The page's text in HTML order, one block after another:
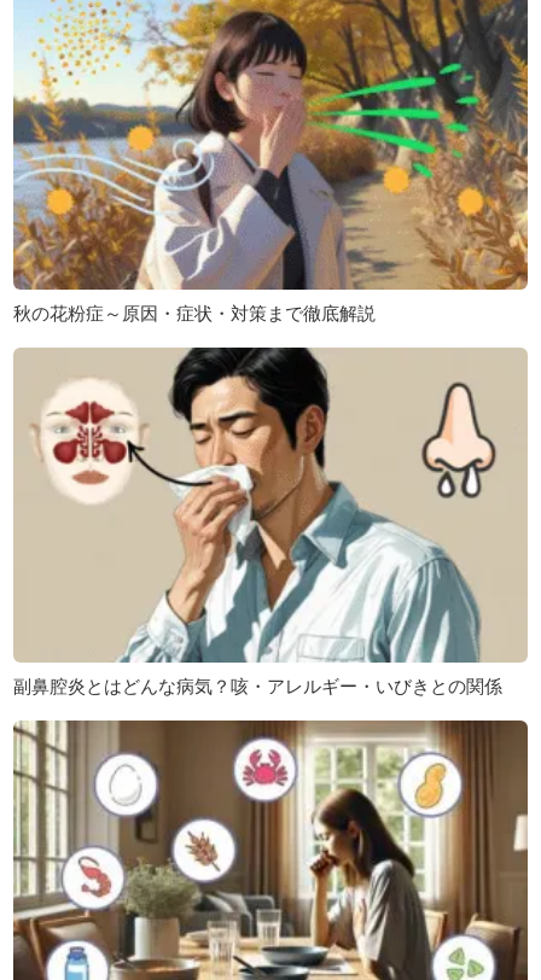
秋の花粉症～原因・症状・対策まで徹底解説
副鼻腔炎とはどんな病気？咳・アレルギー・いびきとの関係